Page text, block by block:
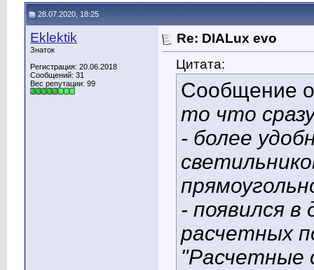
28.07.2020, 18:25
Eklektik
Знаток
Регистрация: 20.06.2018
Сообщений: 31
Вес репутации: 99
Re: DIALux evo
Цитата:
Сообщение
то что
- более
- появился в
расчетных
"Расчетные